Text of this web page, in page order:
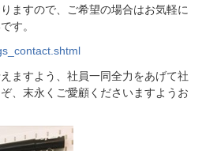
ますので、ご希望の場合はお気軽に
す。
ますよう、社員一同全力をあげて社
、末永くご愛顧くださいますようお